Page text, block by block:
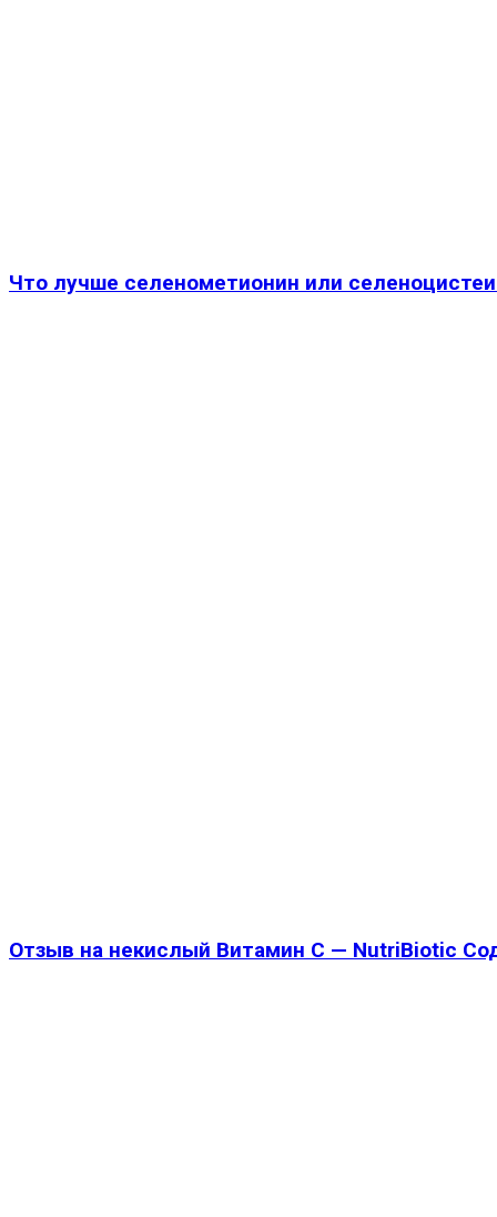
Что лучше селенометионин или
Отзыв на некислый Витамин C — NutriBiotic